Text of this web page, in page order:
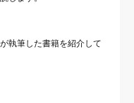
執筆した書籍を紹介して